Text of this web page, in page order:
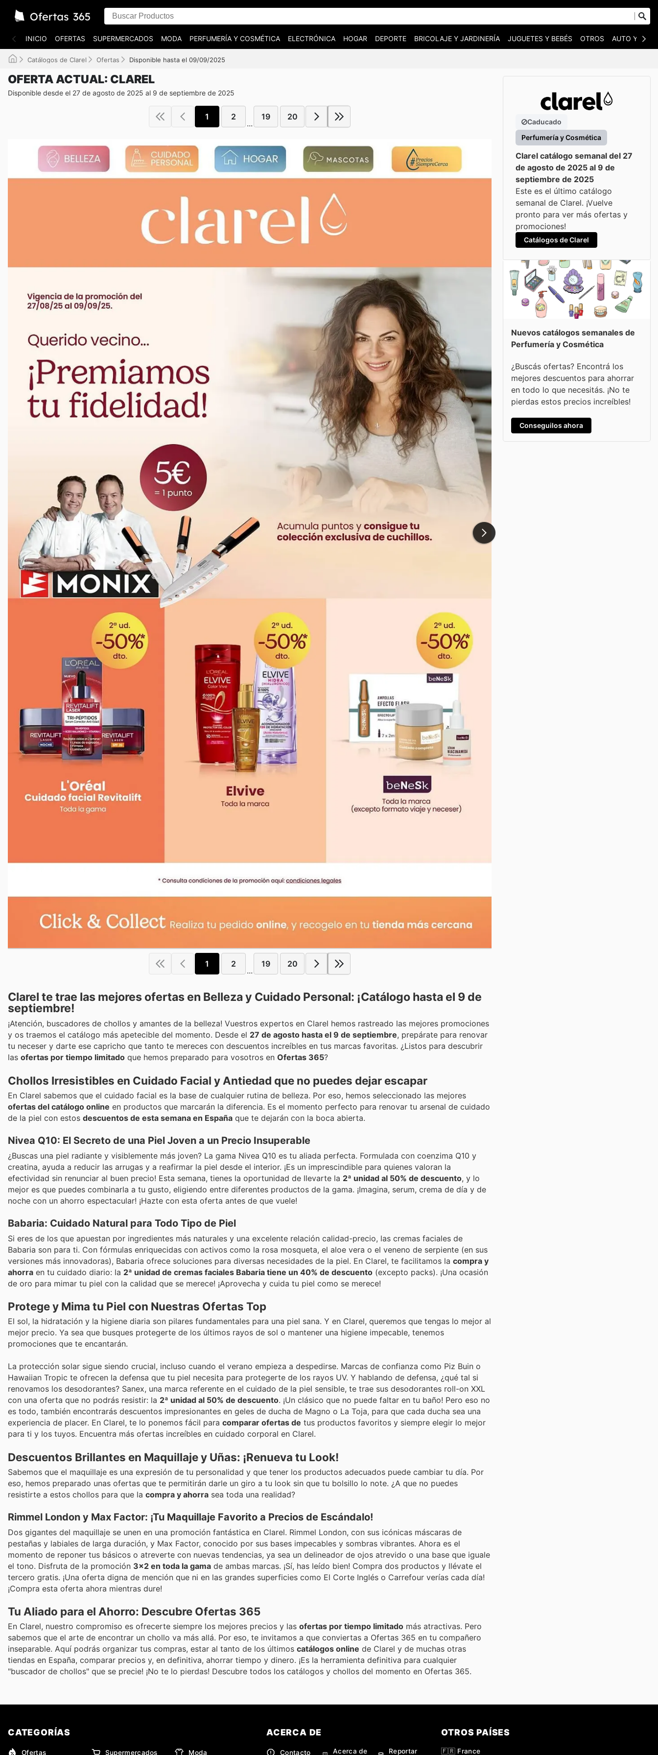
INICIO OFERTAS SUPERMERCADOS MODA PERFUMERÍA Y COSMÉTICA ELECTRÓNICA HOGAR DEPORTE BRICOLAJE Y JARDINERÍA JUGUETES Y BEBÉS OTROS AUTO Y
Catálogos de Clarel Ofertas Disponible hasta el 09/09/2025
OFERTA ACTUAL: CLAREL
Disponible desde el 27 de agosto de 2025 al 9 de septiembre de 2025
1 2
...
19 20
1 2
...
19 20
Clarel te trae las mejores ofertas en Belleza y Cuidado Personal: ¡Catálogo hasta el 9 de
septiembre!
¡Atención, buscadores de chollos y amantes de la belleza! Vuestros expertos en Clarel hemos rastreado las mejores promociones
y os traemos el catálogo más apetecible del momento. Desde el 27 de agosto hasta el 9 de septiembre, prepárate para renovar
tu neceser y darte ese capricho que tanto te mereces con descuentos increíbles en tus marcas favoritas. ¿Listos para descubrir
las ofertas por tiempo limitado que hemos preparado para vosotros en Ofertas 365?
Chollos Irresistibles en Cuidado Facial y Antiedad que no puedes dejar escapar
En Clarel sabemos que el cuidado facial es la base de cualquier rutina de belleza. Por eso, hemos seleccionado las mejores
ofertas del catálogo online en productos que marcarán la diferencia. Es el momento perfecto para renovar tu arsenal de cuidado
de la piel con estos descuentos de esta semana en España que te dejarán con la boca abierta.
Nivea Q10: El Secreto de una Piel Joven a un Precio Insuperable
¿Buscas una piel radiante y visiblemente más joven? La gama Nivea Q10 es tu aliada perfecta. Formulada con coenzima Q10 y
creatina, ayuda a reducir las arrugas y a reafirmar la piel desde el interior. ¡Es un imprescindible para quienes valoran la
efectividad sin renunciar al buen precio! Esta semana, tienes la oportunidad de llevarte la 2ª unidad al 50% de descuento, y lo
mejor es que puedes combinarla a tu gusto, eligiendo entre diferentes productos de la gama. ¡Imagina, serum, crema de día y de
noche con un ahorro espectacular! ¡Hazte con esta oferta antes de que vuele!
Babaria: Cuidado Natural para Todo Tipo de Piel
Si eres de los que apuestan por ingredientes más naturales y una excelente relación calidad-precio, las cremas faciales de
Babaria son para ti. Con fórmulas enriquecidas con activos como la rosa mosqueta, el aloe vera o el veneno de serpiente (en sus
versiones más innovadoras), Babaria ofrece soluciones para diversas necesidades de la piel. En Clarel, te facilitamos la compra y
ahorra en tu cuidado diario: la 2ª unidad de cremas faciales Babaria tiene un 40% de descuento (excepto packs). ¡Una ocasión
de oro para mimar tu piel con la calidad que se merece! ¡Aprovecha y cuida tu piel como se merece!
Protege y Mima tu Piel con Nuestras Ofertas Top
El sol, la hidratación y la higiene diaria son pilares fundamentales para una piel sana. Y en Clarel, queremos que tengas lo mejor al
mejor precio. Ya sea que busques protegerte de los últimos rayos de sol o mantener una higiene impecable, tenemos
promociones que te encantarán.
La protección solar sigue siendo crucial, incluso cuando el verano empieza a despedirse. Marcas de confianza como Piz Buin o
Hawaiian Tropic te ofrecen la defensa que tu piel necesita para protegerte de los rayos UV. Y hablando de defensa, ¿qué tal si
renovamos los desodorantes? Sanex, una marca referente en el cuidado de la piel sensible, te trae sus desodorantes roll-on XXL
con una oferta que no podrás resistir: la 2ª unidad al 50% de descuento. ¡Un clásico que no puede faltar en tu baño! Pero eso no
es todo, también encontrarás descuentos impresionantes en geles de ducha de Magno o La Toja, para que cada ducha sea una
experiencia de placer. En Clarel, te lo ponemos fácil para comparar ofertas de tus productos favoritos y siempre elegir lo mejor
para ti y los tuyos. Encuentra más ofertas increíbles en cuidado corporal en Clarel.
Descuentos Brillantes en Maquillaje y Uñas: ¡Renueva tu Look!
Sabemos que el maquillaje es una expresión de tu personalidad y que tener los productos adecuados puede cambiar tu día. Por
eso, hemos preparado unas ofertas que te permitirán darle un giro a tu look sin que tu bolsillo lo note. ¿A que no puedes
resistirte a estos chollos para que la compra y ahorra sea toda una realidad?
Rimmel London y Max Factor: ¡Tu Maquillaje Favorito a Precios de Escándalo!
Dos gigantes del maquillaje se unen en una promoción fantástica en Clarel. Rimmel London, con sus icónicas máscaras de
pestañas y labiales de larga duración, y Max Factor, conocido por sus bases impecables y sombras vibrantes. Ahora es el
momento de reponer tus básicos o atreverte con nuevas tendencias, ya sea un delineador de ojos atrevido o una base que iguale
el tono. Disfruta de la promoción 3x2 en toda la gama de ambas marcas. ¡Sí, has leído bien! Compra dos productos y llévate el
tercero gratis. ¡Una oferta digna de mención que ni en las grandes superficies como El Corte Inglés o Carrefour verías cada día!
¡Compra esta oferta ahora mientras dure!
Tu Aliado para el Ahorro: Descubre Ofertas 365
En Clarel, nuestro compromiso es ofrecerte siempre los mejores precios y las ofertas por tiempo limitado más atractivas. Pero
sabemos que el arte de encontrar un chollo va más allá. Por eso, te invitamos a que conviertas a Ofertas 365 en tu compañero
inseparable. Aquí podrás organizar tus compras, estar al tanto de los últimos catálogos online de Clarel y de muchas otras
tiendas en España, comparar precios y, en definitiva, ahorrar tiempo y dinero. ¡Es la herramienta definitiva para cualquier
"buscador de chollos" que se precie! ¡No te lo pierdas! Descubre todos los catálogos y chollos del momento en Ofertas 365.
Caducado
Perfumería y Cosmética
Clarel catálogo semanal del 27
de agosto de 2025 al 9 de
septiembre de 2025
Este es el último catálogo
semanal de Clarel. ¡Vuelve
pronto para ver más ofertas y
promociones!
Catálogos de Clarel
Nuevos catálogos semanales de
Perfumería y Cosmética
¿Buscás ofertas? Encontrá los
mejores descuentos para ahorrar
en todo lo que necesitás. ¡No te
pierdas estos precios increíbles!
Conseguilos ahora
CATEGORÍAS
Ofertas Supermercados Moda
ACERCA DE
Contacto
Acerca de
Reportar
OTROS PAÍSES
🇫🇷 France